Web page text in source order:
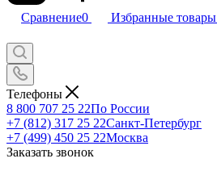
Сравнение0 Избранные товары
Телефоны
8 800 707 25 22По России
+7 (812) 317 25 22Санкт-Петербург
+7 (499) 450 25 22Москва
Заказать звонок